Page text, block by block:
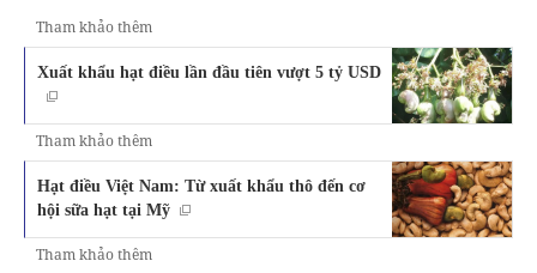
Tham khảo thêm
Xuất khẩu hạt điều lần đầu tiên vượt 5 tỷ USD
Tham khảo thêm
Hạt điều Việt Nam: Từ xuất khẩu thô đến cơ
hội sữa hạt tại Mỹ
Tham khảo thêm